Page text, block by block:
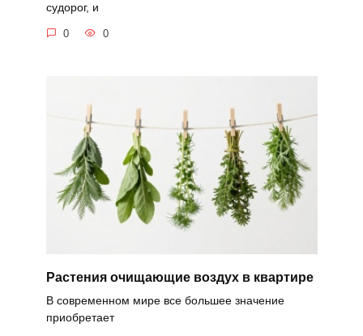
судорог, и
0 0
Растения очищающие воздух в квартире
В современном мире все большее значение
приобретает